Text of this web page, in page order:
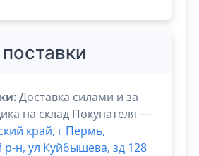
Доставка силами и за
на склад Покупателя —
край, г Пермь,
р-н, ул Куйбышева, зд 128